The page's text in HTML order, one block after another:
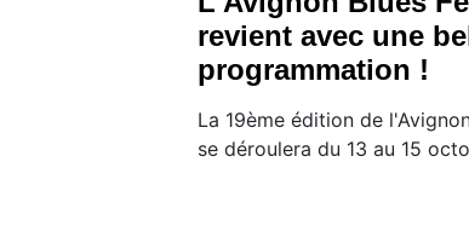
revient avec une
programmation !
La 19ème édition de
se déroulera du 13 au 15